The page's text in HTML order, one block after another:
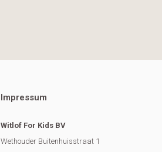
Impressum
Witlof For Kids BV
Wethouder Buitenhuisstraat 1